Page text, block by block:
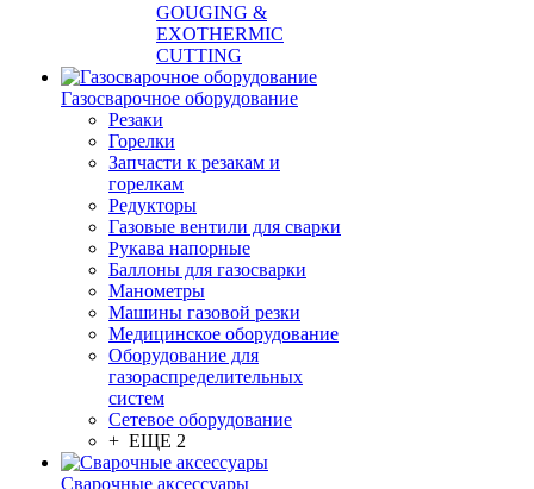
GOUGING &
EXOTHERMIC
CUTTING
Газосварочное оборудование
Резаки
Горелки
Запчасти к резакам и
горелкам
Редукторы
Газовые вентили для сварки
Рукава напорные
Баллоны для газосварки
Манометры
Машины газовой резки
Медицинское оборудование
Оборудование для
газораспределительных
систем
Сетевое оборудование
+ ЕЩЕ 2
Сварочные аксессуары